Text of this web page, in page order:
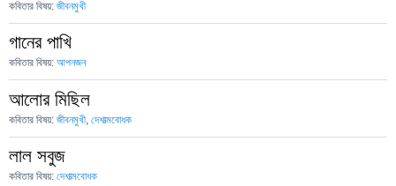
কবিতার বিষয়: জীবনমুখী
গানের পাখি
কবিতার বিষয়: আপনজন
আলোর মিছিল
কবিতার বিষয়: জীবনমুখী দেশাত্মবোধক
লাল সবুজ
কবিতার বিষয়: দেশাত্মবোধক